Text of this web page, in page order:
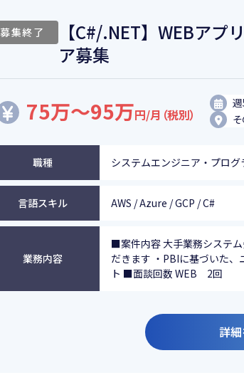
募集終了
【C#/.NET】WEBア
ア募集
75万～95万円/月（税別）
職種 システムエンジニア・プログ
言語スキル AWS / Azure / GCP / C#
業務内容
■案件内容 大手業務システ
だきます ・PBIに基づいた
ト ■面談回数 WEB 2回
詳